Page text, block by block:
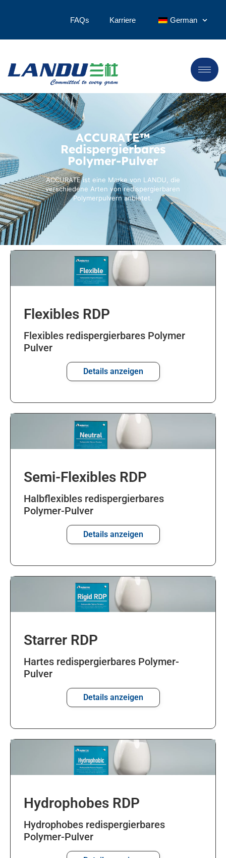
FAQs Karriere German
ACCURATE™
Redispergierbares
Polymer-Pulver
ACCURATE ist eine Marke von LANDU, die
verschiedene Arten von redispergierbaren
Polymerpulvern anbietet.
Flexibles RDP
Flexibles redispergierbares Polymer
Pulver
Details anzeigen
Semi-Flexibles RDP
Halbflexibles redispergierbares
Polymer-Pulver
Details anzeigen
Starrer RDP
Hartes redispergierbares Polymer-
Pulver
Details anzeigen
Hydrophobes RDP
Hydrophobes redispergierbares
Polymer-Pulver